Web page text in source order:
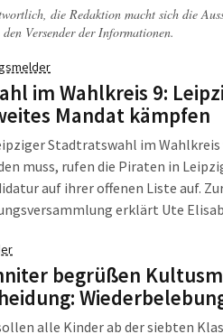
die Redaktion macht sich die
Versender der Informationen.
im Wahlkreis 9:
Mandat kämpfen
Stadtratswahl im
muss, rufen die Piraten in
auf ihrer offenen Liste auf.
erklärt Ute
hat: "Mit dem Wahlkreis 9 haben
zweiten Sitz im Stadtrat."
begrüßen
alle Kinder ab der siebten